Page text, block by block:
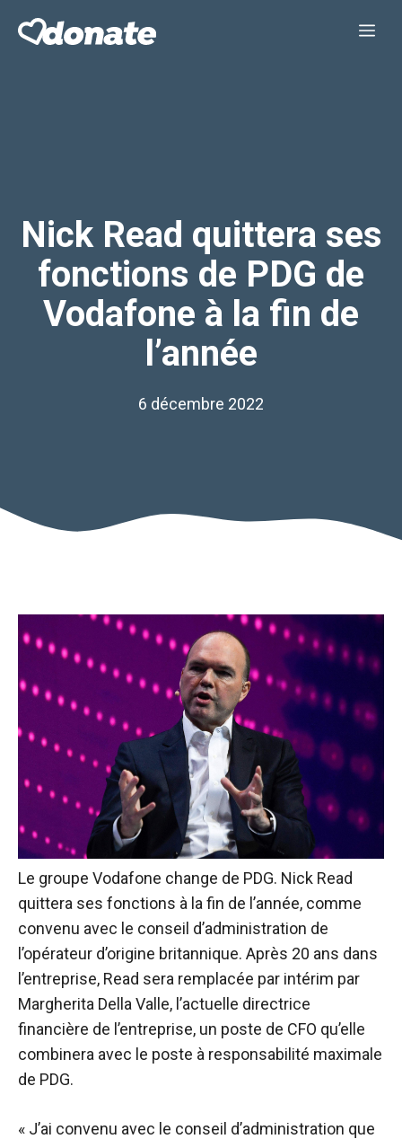
Nick Read quittera ses
fonctions de PDG de
Vodafone à la fin de
l’année
6 décembre 2022
Le groupe Vodafone change de PDG. Nick Read
quittera ses fonctions à la fin de l’année, comme
convenu avec le conseil d’administration de
l’opérateur d’origine britannique. Après 20 ans dans
l’entreprise, Read sera remplacée par intérim par
Margherita Della Valle, l’actuelle directrice
financière de l’entreprise, un poste de CFO qu’elle
combinera avec le poste à responsabilité maximale
de PDG.
« J’ai convenu avec le conseil d’administration que